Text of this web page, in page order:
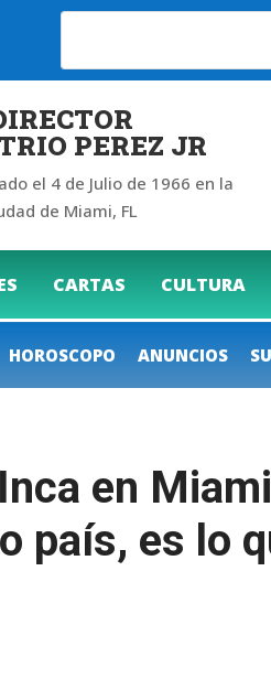
PEREZ JR
el 4 de Julio de 1966 en la
de Miami, FL
CARTAS CULTURA
HOROSCOPO ANUNCIOS
en
país, es lo